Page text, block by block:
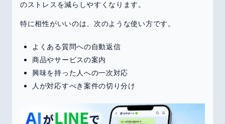
のストレスを減らしやすくなります。
特に相性がいいのは、次のような使い方です。
よくある質問への自動返信
商品やサービスの案内
興味を持った人への一次対応
人が対応すべき案件の切り分け